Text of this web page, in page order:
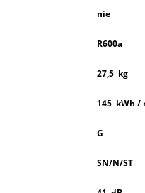
nie
R600a
27,5 kg
145 kWh /
G
SN/N/ST